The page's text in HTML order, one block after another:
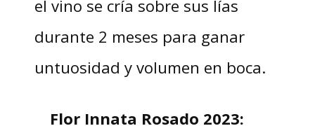
el vino se cría sobre sus lías
durante 2 meses para ganar
untuosidad y volumen en boca.
Flor Innata Rosado 2023: